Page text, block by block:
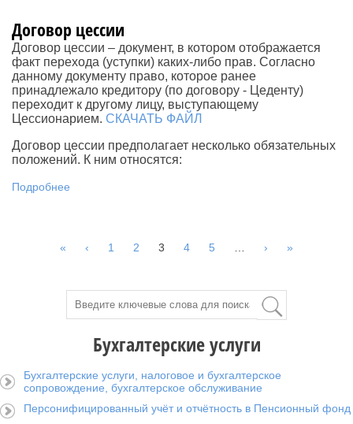
Договор цессии
Договор цессии – документ, в котором отображается
факт перехода (уступки) каких-либо прав. Согласно
данному документу право, которое ранее
принадлежало кредитору (по договору - Цеденту)
переходит к другому лицу, выступающему
Цессионарием. СКАЧАТЬ ФАЙЛ
Договор цессии предполагает несколько обязательных
положений. К ним относятся:
Подробнее
« ‹ 1 2 3 4 5 › »
Бухгалтерские услуги
Бухгалтерские услуги, налоговое и бухгалтерское
сопровождение, бухгалтерское обслуживание
Персонифицированный учёт и отчётность в Пенсионный фонд